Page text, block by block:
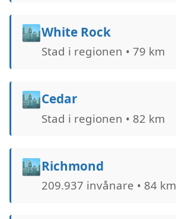
🏙️White Rock
Stad i regionen • 79 km
🏙️Cedar
Stad i regionen • 82 km
🏙️Richmond
209.937 invånare • 84 km